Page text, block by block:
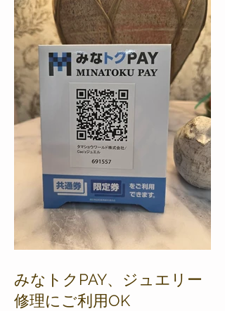
みなトクPAY、ジュエリー
修理にご利用OK